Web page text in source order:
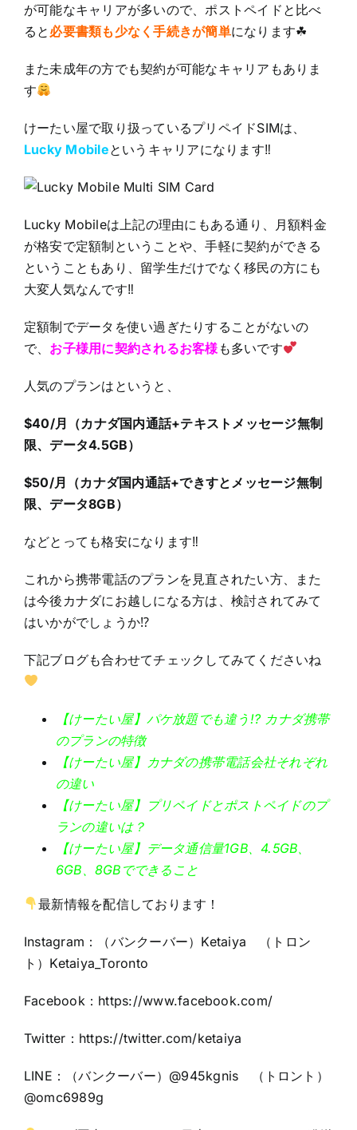
が可能なキャリアが多いので、ポストペイドと比べ
ると 必要書類も少なく手続きが簡単になります☘
また未成年の方でも契約が可能なキャリアもありま
す
けーたい屋で取り扱っているプリペイドSIMは、
Lucky Mobileというキャリアになります‼
Lucky Mobileは上記の理由にもある通り、月額料金
が格安で定額制ということや、手軽に契約ができる
ということもあり、留学生だけでなく移民の方にも
大変人気なんです‼
定額制でデータを使い過ぎたりすることがないの
で、 お子様用に契約されるお客様 も多いです
人気のプランはというと、
$40/月（カナダ国内通話+テキストメッセージ無制
限、データ4.5GB）
$50/月（カナダ国内通話+できすとメッセージ無制
限、データ8GB）
などとっても格安になります‼
これから携帯電話のプランを見直されたい方、また
は今後カナダにお越しになる方は、検討されてみて
はいかがでしょうか⁉
下記ブログも合わせてチェックしてみてくださいね
【けーたい屋】パケ放題でも違う!? カナダ携帯
のプランの特徴
【けーたい屋】カナダの携帯電話会社それぞれ
の違い
【けーたい屋】プリペイドとポストペイドのプ
ランの違いは？
【けーたい屋】データ通信量1GB、4.5GB、
6GB、8GBでできること
最新情報を配信しております！
Instagram：（バンクーバー）Ketaiya （トロン
ト）Ketaiya_Toronto
Facebook： https://www.facebook.com/
Twitter：https://twitter.com/ketaiya
LINE：（バンクーバー）@945kgnis （トロント）
@omc6989g